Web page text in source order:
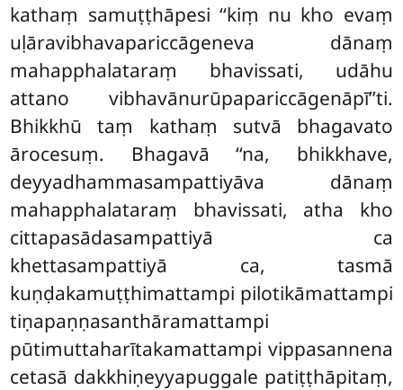
kathaṃ samuṭṭhāpesi ‘‘kiṃ nu kho evaṃ
uḷāravibhavapariccāgeneva dānaṃ
mahapphalataraṃ bhavissati, udāhu
attano vibhavānurūpapariccāgenāpī’’ti.
Bhikkhū taṃ kathaṃ sutvā bhagavato
ārocesuṃ. Bhagavā ‘‘na, bhikkhave,
deyyadhammasampattiyāva dānaṃ
mahapphalataraṃ bhavissati, atha kho
cittapasādasampattiyā ca
khettasampattiyā ca, tasmā
kuṇḍakamuṭṭhimattampi pilotikāmattampi
tiṇapaṇṇasanthāramattampi
pūtimuttaharītakamattampi vippasannena
cetasā dakkhiṇeyyapuggale patiṭṭhāpitaṃ,